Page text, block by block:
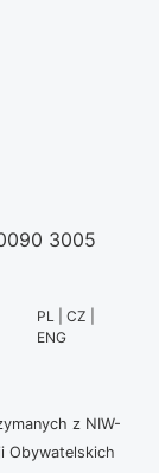
3005
PL | CZ |
ENG
z NIW-
Obywatelskich